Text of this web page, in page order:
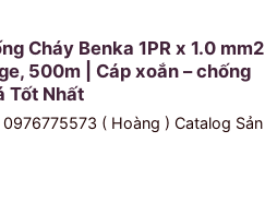
Cháy Benka 1PR x 1.0 mm2
500m | Cáp xoắn – chống
Tốt Nhất
( Hoàng ) Catalog Sản